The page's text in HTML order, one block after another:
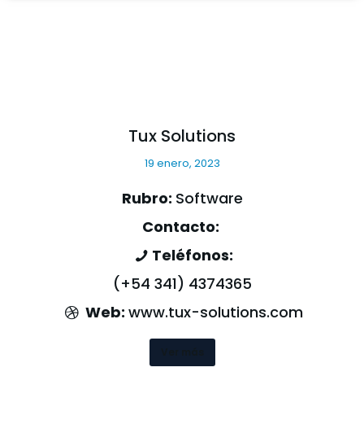
Tux Solutions
19 enero, 2023
Rubro: Software
Contacto:
Teléfonos:
(+54 341) 4374365
Web: www.tux-solutions.com